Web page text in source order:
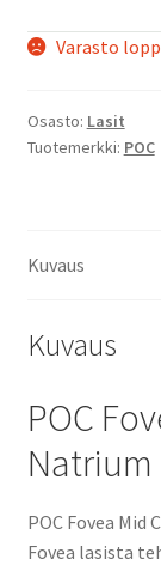
Varasto
Osasto: Lasit
Tuotemerkki: POC
Kuvaus
Kuvaus
POC
POC Fovea
Fovea lasista